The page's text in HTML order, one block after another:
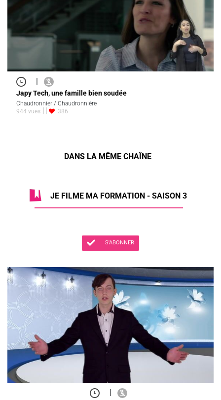
|
Japy Tech, une famille bien soudée
Chaudronnier / Chaudronnière
944 vues
386
DANS LA MÊME CHAÎNE
JE FILME MA FORMATION - SAISON 3
S'ABONNER